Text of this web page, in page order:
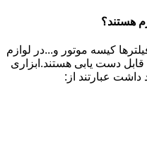
هستند؟
کیسه موتور و...در لوازم
قابل دست یابی هستند.ابزاری
داشت عبارتند از: